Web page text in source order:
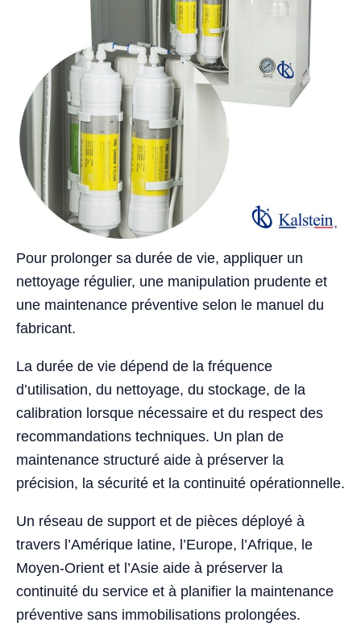
Pour prolonger sa durée de vie, appliquer un
nettoyage régulier, une manipulation prudente et
une maintenance préventive selon le manuel du
fabricant.
La durée de vie dépend de la fréquence
d’utilisation, du nettoyage, du stockage, de la
calibration lorsque nécessaire et du respect des
recommandations techniques. Un plan de
maintenance structuré aide à préserver la
précision, la sécurité et la continuité opérationnelle.
Un réseau de support et de pièces déployé à
travers l’Amérique latine, l’Europe, l’Afrique, le
Moyen-Orient et l’Asie aide à préserver la
continuité du service et à planifier la maintenance
préventive sans immobilisations prolongées.